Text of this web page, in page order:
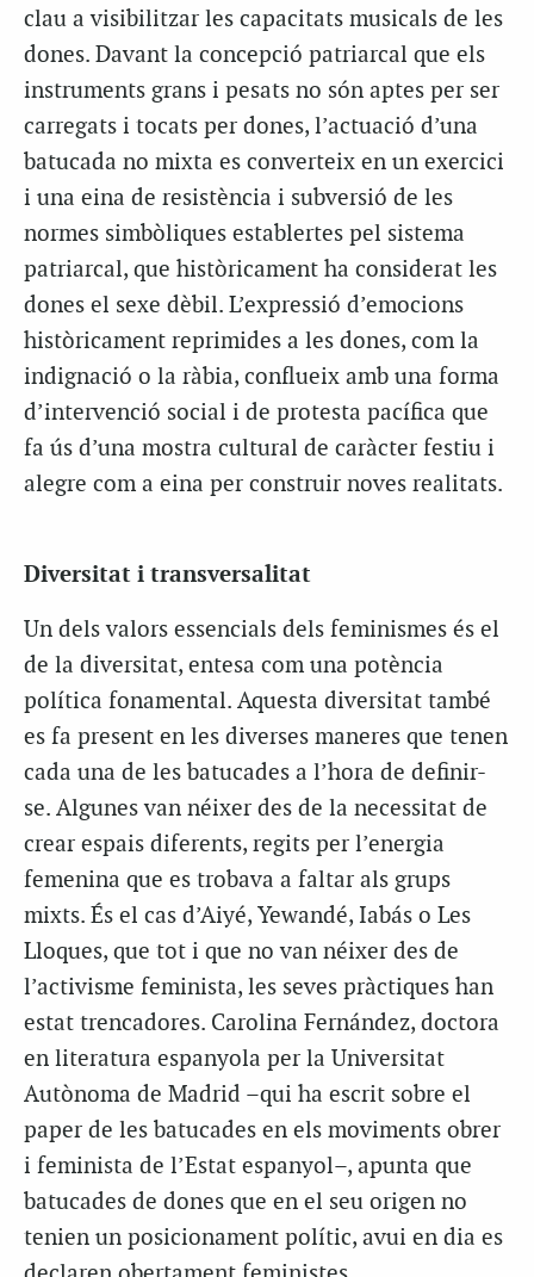
clau a visibilitzar les capacitats musicals de les
dones. Davant la concepció patriarcal que els
instruments grans i pesats no són aptes per ser
carregats i tocats per dones, l’actuació d’una
batucada no mixta es converteix en un exercici
i una eina de resistència i subversió de les
normes simbòliques establertes pel sistema
patriarcal, que històricament ha considerat les
dones el sexe dèbil. L’expressió d’emocions
històricament reprimides a les dones, com la
indignació o la ràbia, conflueix amb una forma
d’intervenció social i de protesta pacífica que
fa ús d’una mostra cultural de caràcter festiu i
alegre com a eina per construir noves realitats.
Diversitat i transversalitat
Un dels valors essencials dels feminismes és el
de la diversitat, entesa com una potència
política fonamental. Aquesta diversitat també
es fa present en les diverses maneres que tenen
cada una de les batucades a l’hora de definir-
se. Algunes van néixer des de la necessitat de
crear espais diferents, regits per l’energia
femenina que es trobava a faltar als grups
mixts. És el cas d’Aiyé, Yewandé, Iabás o Les
Lloques, que tot i que no van néixer des de
l’activisme feminista, les seves pràctiques han
estat trencadores. Carolina Fernández, doctora
en literatura espanyola per la Universitat
Autònoma de Madrid –qui ha escrit sobre el
paper de les batucades en els moviments obrer
i feminista de l’Estat espanyol–, apunta que
batucades de dones que en el seu origen no
tenien un posicionament polític, avui en dia es